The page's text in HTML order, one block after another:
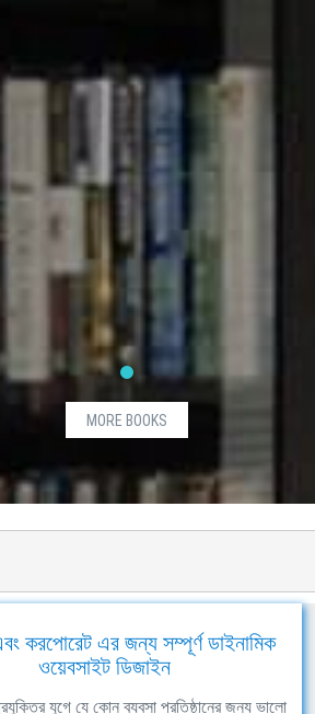
MORE BOOKS
করপোরেট এর জন্য সম্পূর্ণ ডাইনামিক
ওয়েবসাইট ডিজাইন
যুগে যে কোন ব্যবসা প্রতিষ্ঠানের জন্য ভালো